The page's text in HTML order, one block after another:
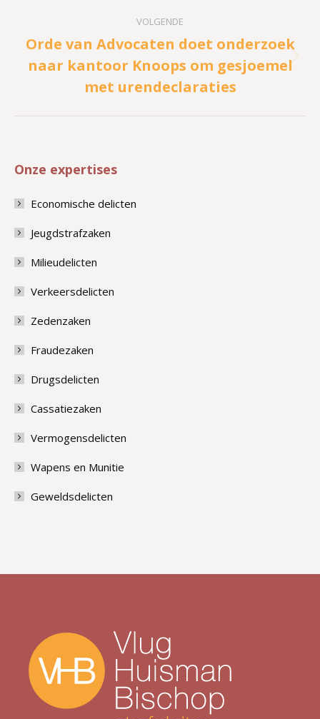
VOLGENDE
Volgend
bericht
Orde van Advocaten doet onderzoek
naar kantoor Knoops om gesjoemel
met urendeclaraties
Onze expertises
Economische delicten
Jeugdstrafzaken
Milieudelicten
Verkeersdelicten
Zedenzaken
Fraudezaken
Drugsdelicten
Cassatiezaken
Vermogensdelicten
Wapens en Munitie
Geweldsdelicten